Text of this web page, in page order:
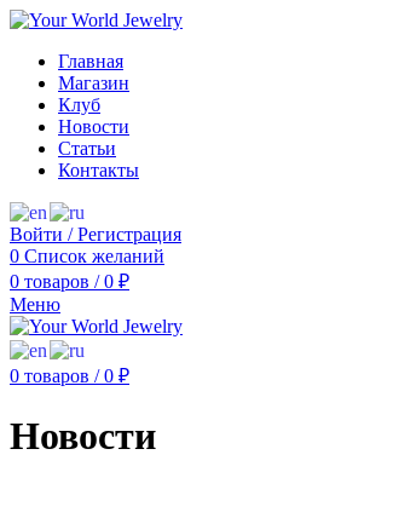
Главная
Магазин
Клуб
Новости
Статьи
Контакты
Войти / Регистрация
0 Список желаний
0 товаров / 0 ₽
Меню
0 товаров / 0 ₽
Новости